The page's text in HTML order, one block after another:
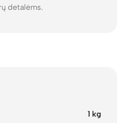
detalėms.
1 kg